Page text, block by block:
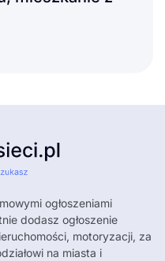
ogłoszeniami
dodasz ogłoszenie
motoryzacji, za
na miasta i